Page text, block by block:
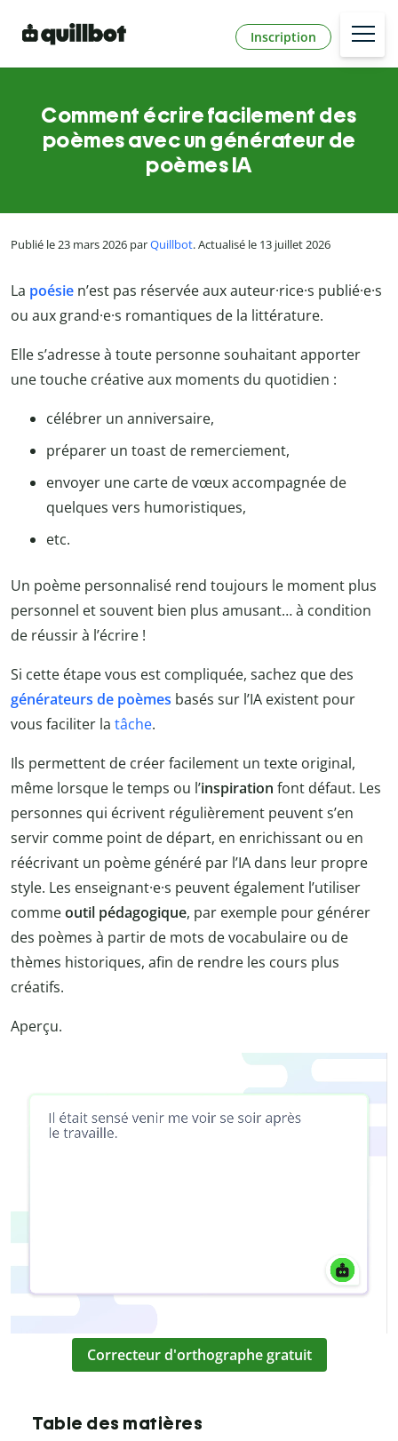
Inscription
Comment écrire facilement des
poèmes avec un générateur de
poèmes IA
Publié le 23 mars 2026 parQuillbot. Actualisé le 13 juillet 2026
La poésie n’est pas réservée aux auteur·rice·s publié·e·s
ou aux grand·e·s romantiques de la littérature.
Elle s’adresse à toute personne souhaitant apporter
une touche créative aux moments du quotidien :
célébrer un anniversaire,
préparer un toast de remerciement,
envoyer une carte de vœux accompagnée de
quelques vers humoristiques,
etc.
Un poème personnalisé rend toujours le moment plus
personnel et souvent bien plus amusant… à condition
de réussir à l’écrire !
Si cette étape vous est compliquée, sachez que des
générateurs de poèmes basés sur l’IA existent pour
vous faciliter la tâche.
Ils permettent de créer facilement un texte original,
même lorsque le temps ou l’inspiration font défaut. Les
personnes qui écrivent régulièrement peuvent s’en
servir comme point de départ, en enrichissant ou en
réécrivant un poème généré par l’IA dans leur propre
style. Les enseignant·e·s peuvent également l’utiliser
commeoutil pédagogique, par exemple pour générer
des poèmes à partir de mots de vocabulaire ou de
thèmes historiques, afin de rendre les cours plus
créatifs.
Aperçu.
Correcteur d'orthographe gratuit
Table des matières